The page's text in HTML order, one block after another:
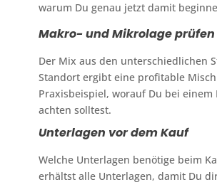
warum Du genau jetzt damit
Makro- und Mikrolage prüfen
Der Mix aus den unterschiedlichen
Standort ergibt eine profitable
Praxisbeispiel, worauf Du bei
achten solltest.
Unterlagen vor dem Kauf
Welche Unterlagen benötige beim
erhältst alle Unterlagen, damit Du